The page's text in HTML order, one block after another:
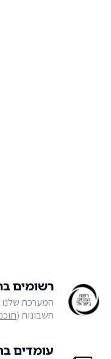
רשומים
המערכת שלנו
חשבונות (תוכנה
עומדים